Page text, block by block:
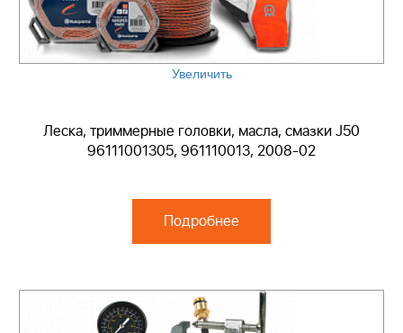
Увеличить
Леска, триммерные головки, масла, смазки J50
96111001305, 961110013, 2008-02
Подробнее